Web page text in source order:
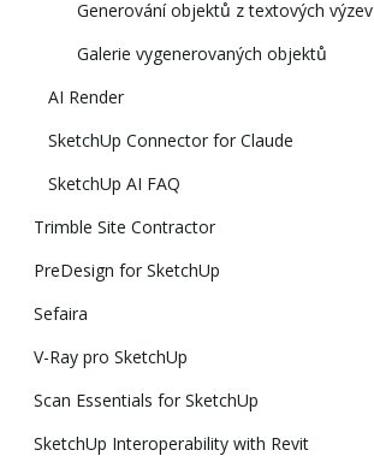
Generování objektů z textových výzev
Galerie vygenerovaných objektů
AI Render
SketchUp Connector for Claude
SketchUp AI FAQ
Trimble Site Contractor
PreDesign for SketchUp
Sefaira
V-Ray pro SketchUp
Scan Essentials for SketchUp
SketchUp Interoperability with Revit